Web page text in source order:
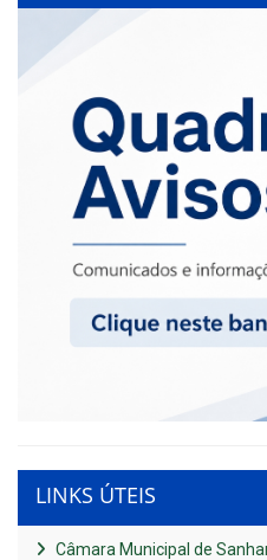
LINKS ÚTEIS
Câmara Municipal de